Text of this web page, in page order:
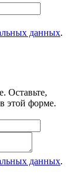
данных.
Оставьте,
этой форме.
данных.